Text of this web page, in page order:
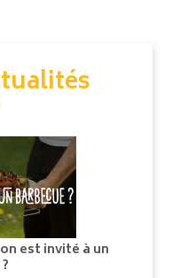
est invité à un